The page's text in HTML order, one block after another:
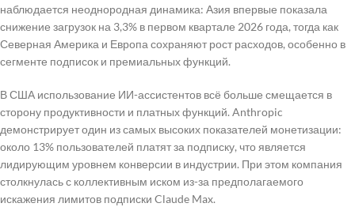
наблюдается неоднородная динамика: Азия впервые показала
снижение загрузок на 3,3% в первом квартале 2026 года, тогда как
Северная Америка и Европа сохраняют рост расходов, особенно в
сегменте подписок и премиальных функций.
В США использование ИИ-ассистентов всё больше смещается в
сторону продуктивности и платных функций. Anthropic
демонстрирует один из самых высоких показателей монетизации:
около 13% пользователей платят за подписку, что является
лидирующим уровнем конверсии в индустрии. При этом компания
столкнулась с коллективным иском из-за предполагаемого
искажения лимитов подписки Claude Max.